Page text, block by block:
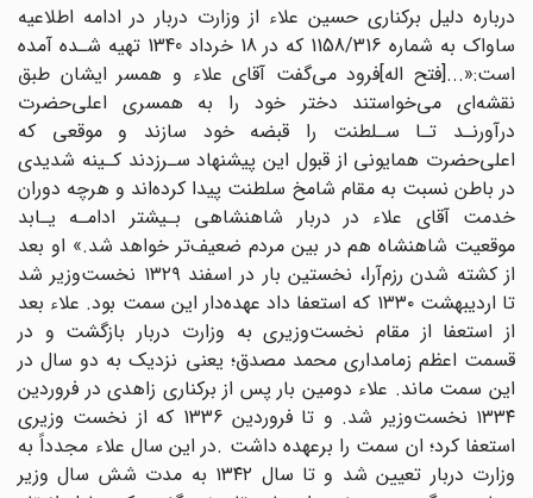
درباره دلیل برکناری حسین علاء از وزارت دربار در ادامه اطلاعیه
ساواک به شماره 1158/316 که در 18 خرداد‌ 1340‌ تهیه شـده‌ آمده
است:«...[فتح اله‌]فرود می‌گفت آقای علاء و همسر ایشان طبق‌
نقشه‌ای‌ می‌خواستند‌ دختر خود را به همسری اعلی‌حضرت
درآورنـد تـا سـلطنت را قبضه خود سازند و موقعی که‌
اعلی‌حضرت‌‌ همایونی‌ از قبول این پیشنهاد سـرزدند کـینه شدیدی
در باطن نسبت به مقام‌ شامخ‌ سلطنت پیدا کرده‌اند و هرچه دوران
خدمت آقای علاء در دربار شاهنشاهی بـیشتر ادامـه یـابد
موقعیت شاهنشاه‌ هم‌ در بین‌ مردم ضعیف‌تر خواهد شد.» او بعد
از کشته شدن رزم‌آرا، نخستین بار در اسفند ۱۳۲۹ نخست‌وزیر شد
تا اردیبهشت ۱۳۳۰ که استعفا داد عهده‌دار این سمت بود. علاء بعد
از استعفا از مقام نخست‌وزیری به وزارت دربار بازگشت و در
قسمت اعظم زمامداری محمد مصدق؛ یعنی نزدیک به دو سال در
این سمت ماند. علاء دومین بار پس از برکناری زاهدی در فروردین
۱۳۳۴ نخست‌وزیر شد. و تا فروردین 1336 که از نخست‌ وزیری
استعفا کرد؛ ان سمت را برعهده داشت .در این سال علاء مجدداً به
وزارت دربار تعیین شد و تا سال ۱۳۴۲ به مدت شش سال وزیر